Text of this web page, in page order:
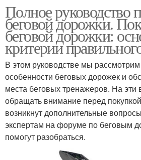
Полное руководство
беговой дорожки.
беговой дорожки:
критерии
В этом руководстве мы
особенности беговых дорожек и
места беговых тренажеров. На
обращать внимание перед
возникнут дополнительные
экспертам на форуме по беговым
помогут разобраться.